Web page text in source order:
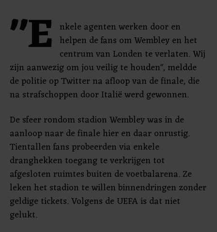
"E nkele agenten werken door en
helpen de fans om Wembley en het
centrum van Londen te verlaten. Wij
zijn aanwezig om jou veilig te houden", meldde
de politie op Twitter na afloop van de finale, die
na strafschoppen door Italië werd gewonnen.
De sfeer rondom stadion Wembley was in de
aanloop naar de finale hier en daar onrustig.
Tientallen fans probeerden via enkele
dranghekken toegang te verkrijgen tot
afgesloten ruimtes buiten de voetbalarena. Ze
leken het stadion te willen binnendringen zonder
geldige tickets. Volgens de UEFA is dat niet
gelukt.